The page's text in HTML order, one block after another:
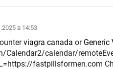
в 14:53
viagra canada or Generic
Calendar2/calendar/
fastpillsformen.com